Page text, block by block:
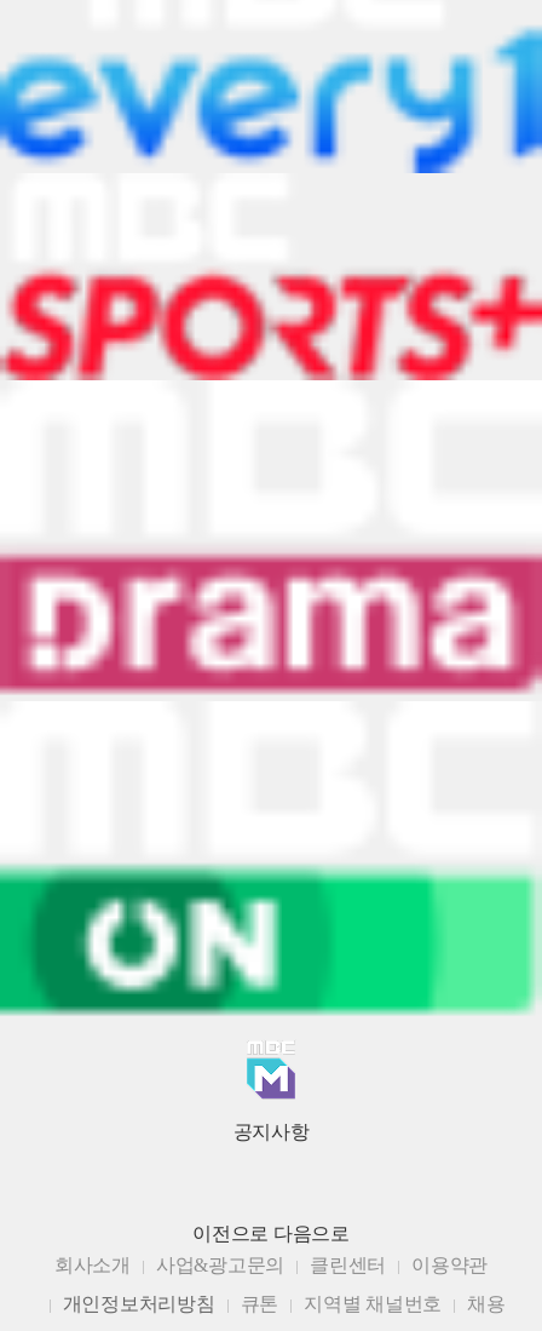
공지사항
이전으로 다음으로
회사소개
사업&광고문의 클린센터
이용약관
개인정보처리방침
큐톤 지역별 채널번호 채용